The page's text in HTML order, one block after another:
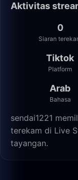
Aktivitas
0
Siaran
Tiktok
Platform
Arab
Bahasa
sendai1221
terekam di Live
tayangan.